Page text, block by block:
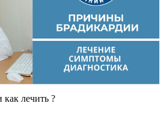
как лечить ?